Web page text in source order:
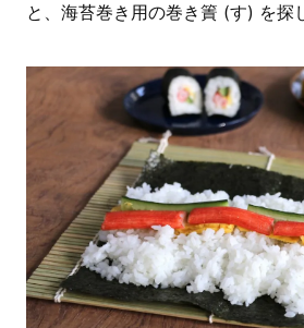
と、海苔巻き用の巻き簀 (す) を探